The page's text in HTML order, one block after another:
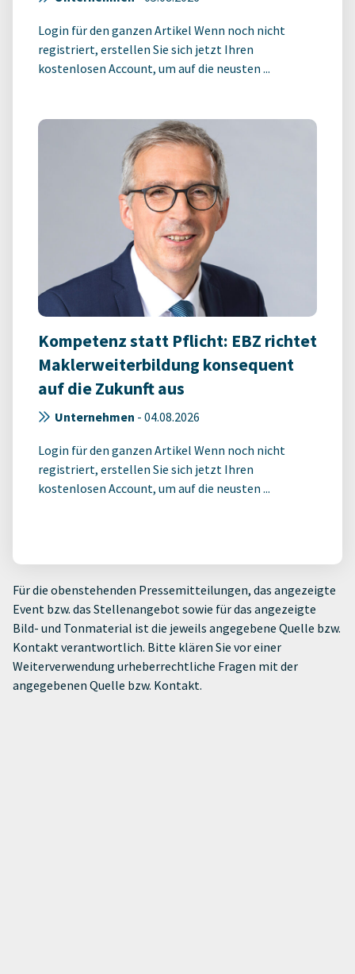
Login für den ganzen Artikel Wenn noch nicht
registriert, erstellen Sie sich jetzt Ihren
kostenlosen Account, um auf die neusten ...
Kompetenz statt Pflicht: EBZ richtet
Maklerweiterbildung konsequent
auf die Zukunft aus
Unternehmen - 04.08.2026
Login für den ganzen Artikel Wenn noch nicht
registriert, erstellen Sie sich jetzt Ihren
kostenlosen Account, um auf die neusten ...
Für die obenstehenden Pressemitteilungen, das angezeigte
Event bzw. das Stellenangebot sowie für das angezeigte
Bild- und Tonmaterial ist die jeweils angegebene Quelle bzw.
Kontakt verantwortlich. Bitte klären Sie vor einer
Weiterverwendung urheberrechtliche Fragen mit der
angegebenen Quelle bzw. Kontakt.